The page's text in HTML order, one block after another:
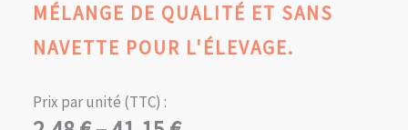
MÉLANGE DE QUALITÉ ET SANS
NAVETTE POUR L'ÉLEVAGE.
Prix par unité (TTC) :